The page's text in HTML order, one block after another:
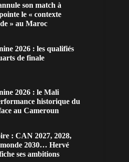
son match à
le « contexte
» au Maroc
2026 : les qualifiés
de finale
2026 : le Mali
historique du
au Cameroun
: CAN 2027, 2028,
2030… Hervé
ses ambitions